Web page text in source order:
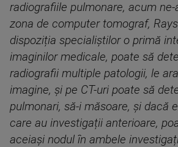
radiografiile pulmonare, acum
zona de computer tomograf,
dispoziția specialiștilor o primă
imaginilor medicale, poate să
radiografii multiple patologii, le
imagine, și pe CT-uri poate să
pulmonari, să-i măsoare, și dacă
care au investigații anterioare,
aceiași nodul în ambele